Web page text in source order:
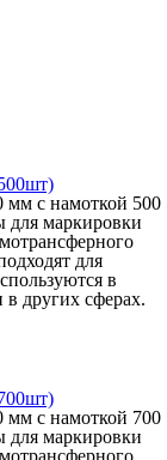
мм с намоткой 500
для маркировки
для
в
в других сферах.
мм с намоткой 700
для маркировки